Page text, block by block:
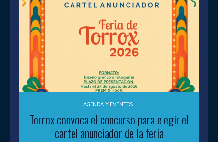
AGENDA Y EVENTOS
Torrox convoca el concurso para elegir el
cartel anunciador de la feria